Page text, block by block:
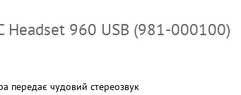
Headset 960 USB (981-000100)
передає чудовий стереозвук